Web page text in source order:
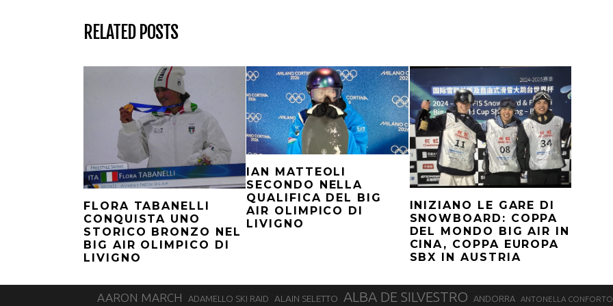
RELATED POSTS
FLORA TABANELLI
CONQUISTA UNO
STORICO BRONZO NEL
BIG AIR OLIMPICO DI
LIVIGNO
IAN MATTEOLI
SECONDO NELLA
QUALIFICA DEL BIG
AIR OLIMPICO DI
LIVIGNO
INIZIANO LE GARE DI
SNOWBOARD: COPPA
DEL MONDO BIG AIR IN
CINA, COPPA EUROPA
SBX IN AUSTRIA
AARON MARCH ADAMELLO SKI RAID ALAIN SELETTO ALBA DE SILVESTRO ANDORRA ANTONELLA